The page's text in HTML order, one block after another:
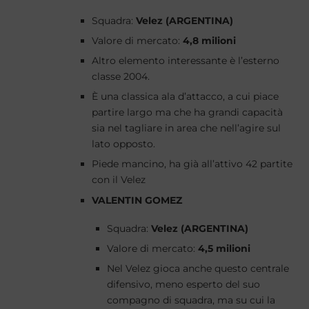
Squadra: Velez (ARGENTINA)
Valore di mercato: 4,8 milioni
Altro elemento interessante è l’esterno
classe 2004.
È una classica ala d’attacco, a cui piace
partire largo ma che ha grandi capacità
sia nel tagliare in area che nell’agire sul
lato opposto.
Piede mancino, ha già all’attivo 42 partite
con il Velez
VALENTIN GOMEZ
Squadra: Velez (ARGENTINA)
Valore di mercato: 4,5 milioni
Nel Velez gioca anche questo centrale
difensivo, meno esperto del suo
compagno di squadra, ma su cui la